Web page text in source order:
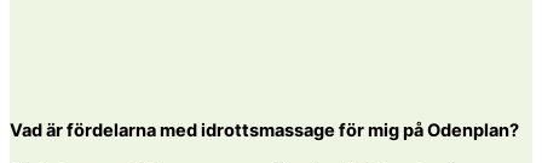
Vad är fördelarna med idrottsmassage för mig på Odenplan?